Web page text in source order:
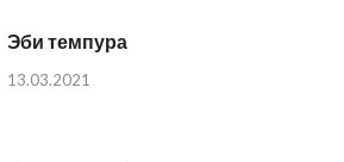
Эби темпура
13.03.2021